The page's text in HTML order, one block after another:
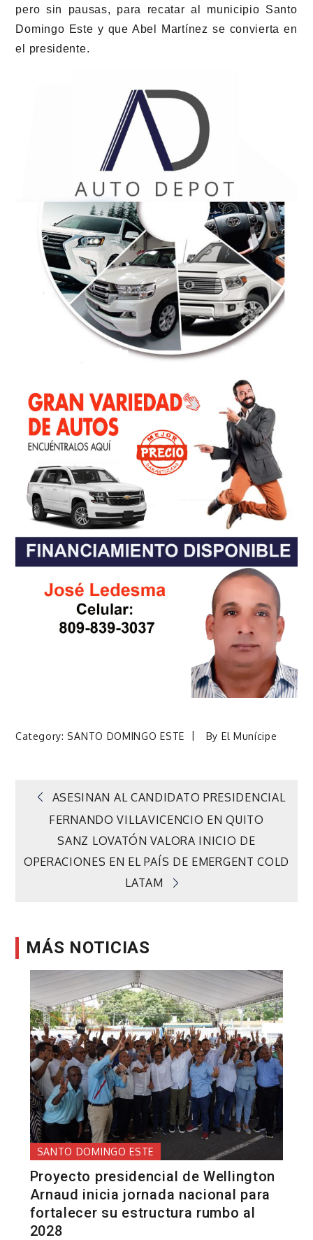
pero sin pausas, para recatar al municipio Santo
Domingo Este y que Abel Martínez se convierta en
el presidente.
Category: SANTO DOMINGO ESTE By El Munícipe
Navegación
entradas
ASESINAN AL CANDIDATO PRESIDENCIAL
FERNANDO VILLAVICENCIO EN QUITO
SANZ LOVATÓN VALORA INICIO DE
OPERACIONES EN EL PAÍS DE EMERGENT COLD
LATAM
MÁS NOTICIAS
SANTO DOMINGO ESTE
Proyecto presidencial de Wellington
Arnaud inicia jornada nacional para
fortalecer su estructura rumbo al
2028